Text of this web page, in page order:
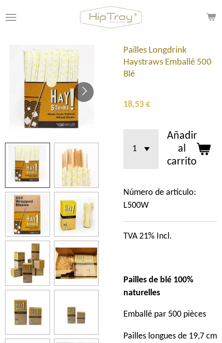
al
principal
Pailles Longdrink
Haystraws Emballé 500
Blé
18,53 €
Añadir
al
carrito
Número de artículo:
L500W
TVA 21% Incl.
Pailles de blé 100%
naturelles
Emballé par 500 pièces
Pailles longues de 19,7 cm